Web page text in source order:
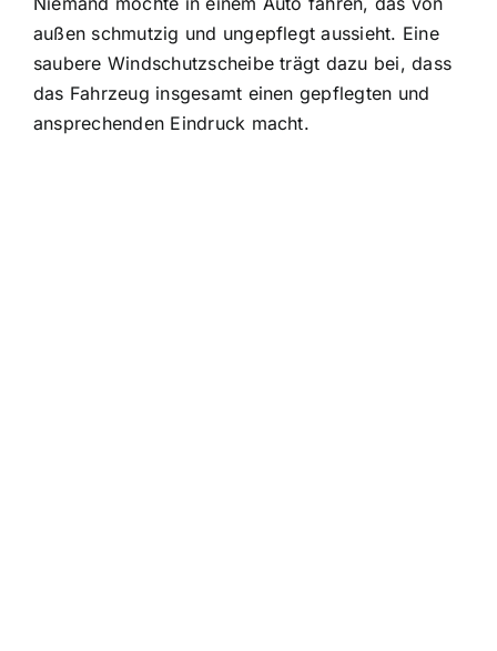
außen schmutzig und ungepflegt aussieht. Eine
saubere Windschutzscheibe trägt dazu bei, dass
das Fahrzeug insgesamt einen gepflegten und
ansprechenden Eindruck macht.